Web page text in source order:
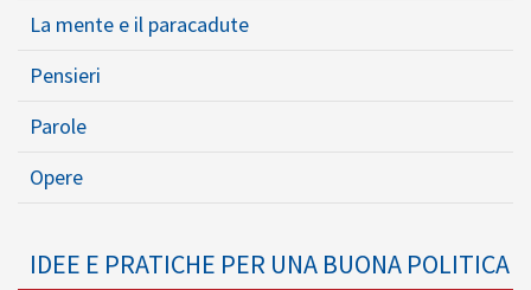
La mente e il paracadute
Pensieri
Parole
Opere
IDEE E PRATICHE PER UNA BUONA POLITICA